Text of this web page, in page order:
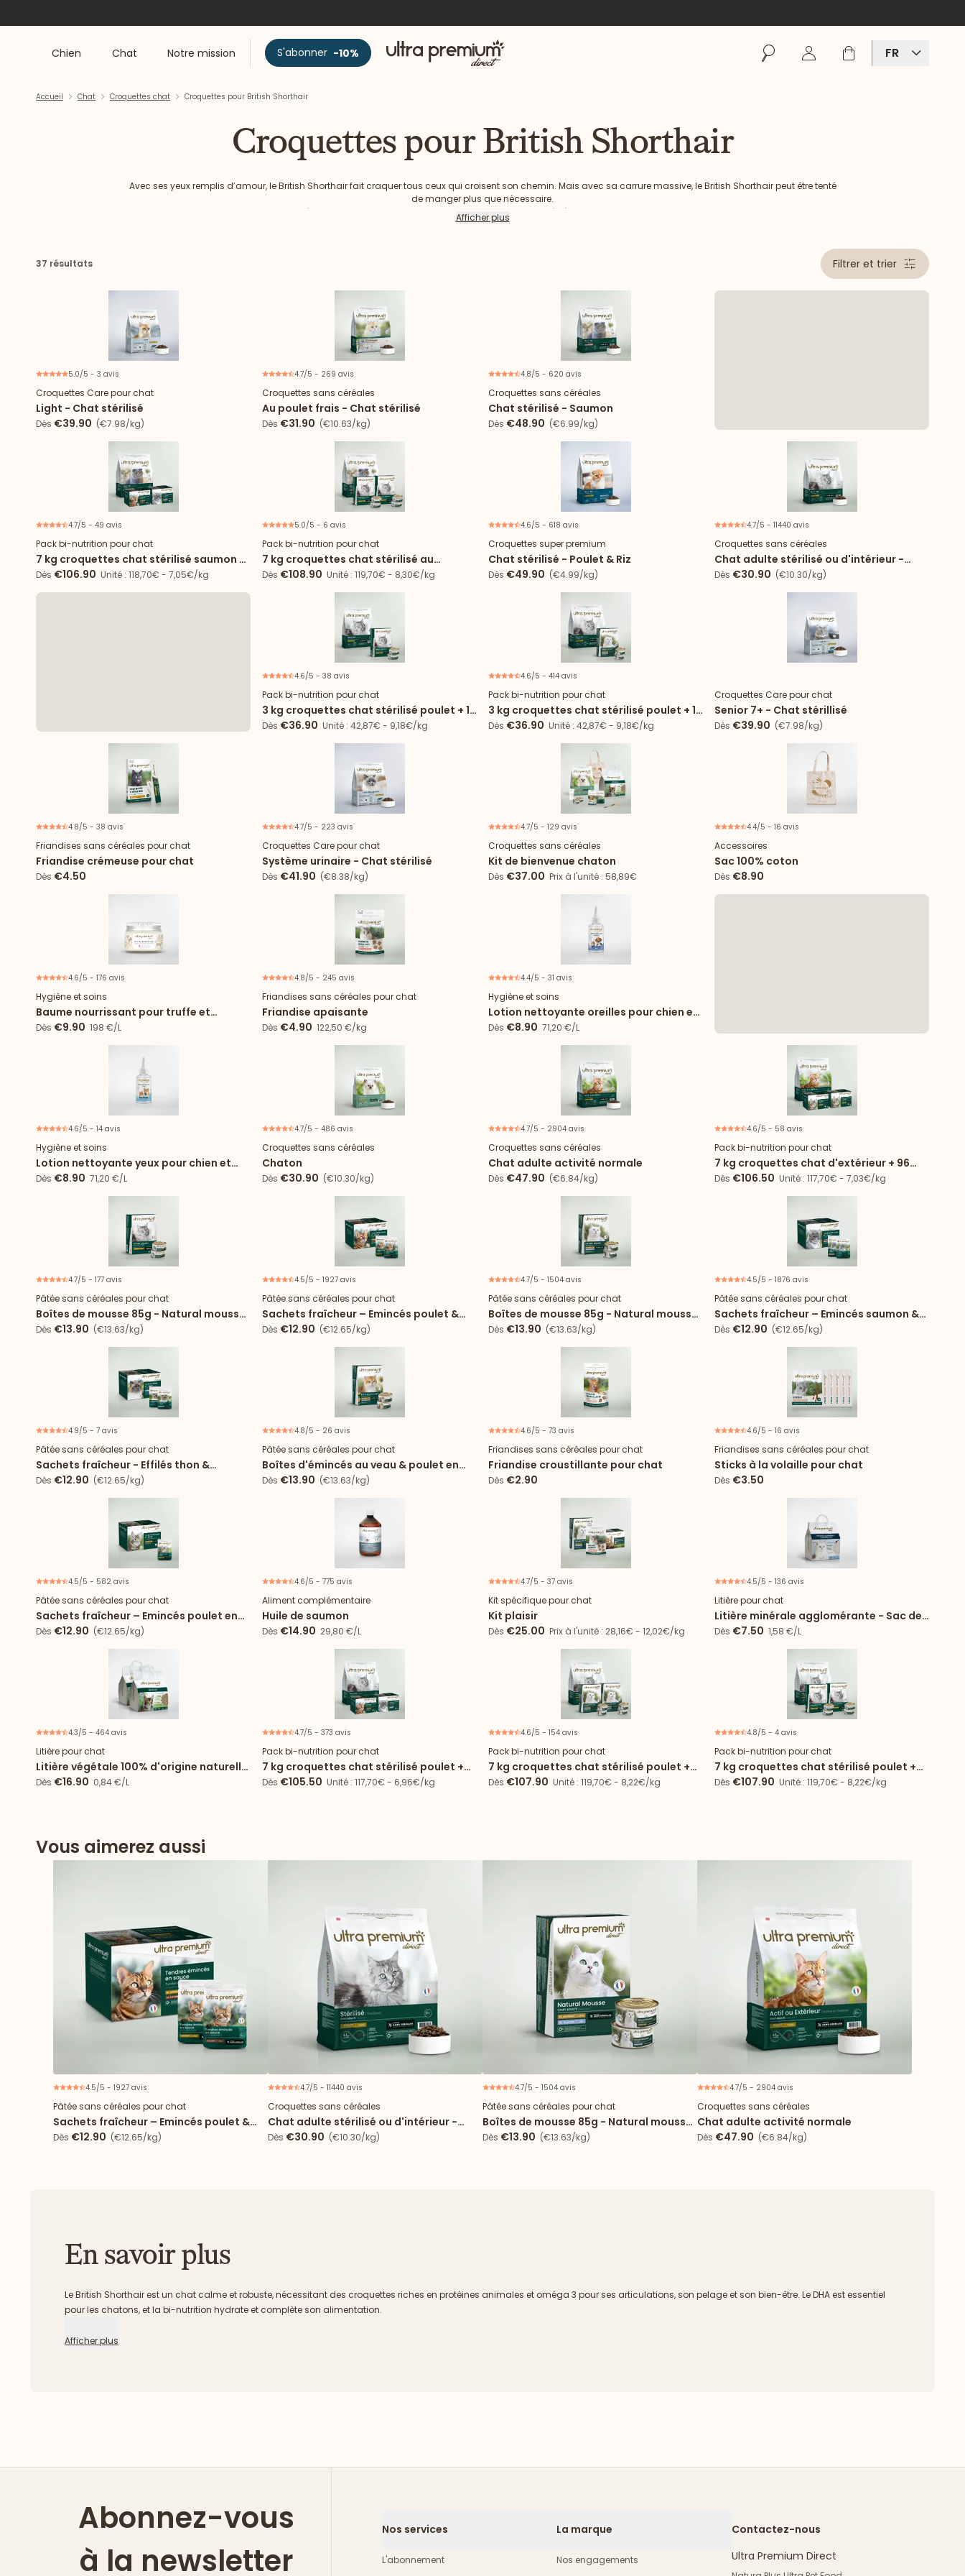
Chien Chat Notre mission S'abonner -10% Accueil RechercherSe connecter
Panier FR
Accueil Chat Croquettes chat Croquettes pour British Shorthair
Croquettes pour British Shorthair
Avec ses yeux remplis d’amour, le British Shorthair fait craquer tous ceux qui croisent son chemin. Mais avec sa carrure massive, le British Shorthair peut être tenté
de manger plus que nécessaire.
Découvrez notre gamme d’alimentation pour chat adaptée à votre British Shorthair.
Afficher plus
37 résultats Filtrer et trier
5.0/5 - 3 avis
Croquettes Care pour chat
Light - Chat stérilisé
Dès €39.90 (€7.98/kg)
4.7/5 - 269 avis
Croquettes sans céréales
Au poulet frais - Chat stérilisé
Dès €31.90 (€10.63/kg)
4.8/5 - 620 avis
Croquettes sans céréales
Chat stérilisé - Saumon
Dès €48.90 (€6.99/kg)
4.7/5 - 49 avis
Pack bi-nutrition pour chat
7 kg croquettes chat stérilisé saumon +
96 sachets
Dès €106.90 Unité : 118,70€ - 7,05€/kg
5.0/5 - 6 avis
Pack bi-nutrition pour chat
7 kg croquettes chat stérilisé au
Saumon + 72 boîtes de mousse au
Dès €108.90 Unité : 119,70€ - 8,30€/kg
4.6/5 - 618 avis
Croquettes super premium
Chat stérilisé - Poulet & Riz
Dès €49.90 (€4.99/kg)
4.7/5 - 11440 avis
Croquettes sans céréales
Chat adulte stérilisé ou d'intérieur -
Poulet
Dès €30.90 (€10.30/kg)
4.6/5 - 38 avis
Pack bi-nutrition pour chat
3 kg croquettes chat stérilisé poulet + 12
boîtes de mousse chat stérilisé poulet
Dès €36.90 Unité : 42,87€ - 9,18€/kg
4.6/5 - 414 avis
Pack bi-nutrition pour chat
3 kg croquettes chat stérilisé poulet + 12
boîtes de mousse
Dès €36.90 Unité : 42,87€ - 9,18€/kg
Croquettes Care pour chat
Senior 7+ - Chat stérillisé
Dès €39.90 (€7.98/kg)
4.8/5 - 38 avis
Friandises sans céréales pour chat
Friandise crémeuse pour chat
Dès €4.50
4.7/5 - 223 avis
Croquettes Care pour chat
Système urinaire - Chat stérilisé
Dès €41.90 (€8.38/kg)
4.7/5 - 129 avis
Croquettes sans céréales
Kit de bienvenue chaton
Dès €37.00 Prix à l'unité : 58,89€
4.4/5 - 16 avis
Accessoires
Sac 100% coton
Dès €8.90
4.6/5 - 176 avis
Hygiène et soins
Baume nourrissant pour truffe et
coussinets
Dès €9.90 198 €/L
4.8/5 - 245 avis
Friandises sans céréales pour chat
Friandise apaisante
Dès €4.90 122,50 €/kg
4.4/5 - 31 avis
Hygiène et soins
Lotion nettoyante oreilles pour chien et
chat
Dès €8.90 71,20 €/L
4.6/5 - 14 avis
Hygiène et soins
Lotion nettoyante yeux pour chien et
chat
Dès €8.90 71,20 €/L
4.7/5 - 486 avis
Croquettes sans céréales
Chaton
Dès €30.90 (€10.30/kg)
4.7/5 - 2904 avis
Croquettes sans céréales
Chat adulte activité normale
Dès €47.90 (€6.84/kg)
4.6/5 - 58 avis
Pack bi-nutrition pour chat
7 kg croquettes chat d'extérieur + 96
sachets
Dès €106.50 Unité : 117,70€ - 7,03€/kg
4.7/5 - 177 avis
Pâtée sans céréales pour chat
Boîtes de mousse 85g - Natural mousse
poulet pour chat stérilisé
Dès €13.90 (€13.63/kg)
4.5/5 - 1927 avis
Pâtée sans céréales pour chat
Sachets fraîcheur – Emincés poulet &
dinde en sauce
Dès €12.90 (€12.65/kg)
4.7/5 - 1504 avis
Pâtée sans céréales pour chat
Boîtes de mousse 85g - Natural mousse
sole & poulet
Dès €13.90 (€13.63/kg)
4.5/5 - 1876 avis
Pâtée sans céréales pour chat
Sachets fraîcheur – Emincés saumon &
cabillaud en sauce
Dès €12.90 (€12.65/kg)
4.9/5 - 7 avis
Pâtée sans céréales pour chat
Sachets fraîcheur - Effilés thon &
cabillaud en sauce
Dès €12.90 (€12.65/kg)
4.8/5 - 26 avis
Pâtée sans céréales pour chat
Boîtes d'émincés au veau & poulet en
sauce
Dès €13.90 (€13.63/kg)
4.6/5 - 73 avis
Friandises sans céréales pour chat
Friandise croustillante pour chat
Dès €2.90
4.6/5 - 16 avis
Friandises sans céréales pour chat
Sticks à la volaille pour chat
Dès €3.50
4.5/5 - 582 avis
Pâtée sans céréales pour chat
Sachets fraîcheur – Emincés poulet en
gelée
Dès €12.90 (€12.65/kg)
4.6/5 - 775 avis
Aliment complémentaire
Huile de saumon
Dès €14.90 29,80 €/L
4.7/5 - 37 avis
Kit spécifique pour chat
Kit plaisir
Dès €25.00 Prix à l'unité : 28,16€ - 12,02€/kg
4.5/5 - 136 avis
Litière pour chat
Litière minérale agglomérante - Sac de
5L
Dès €7.50 1,58 €/L
4.3/5 - 464 avis
Litière pour chat
Litière végétale 100% d'origine naturelle
- 2 sacs de 10L
Dès €16.90 0,84 €/L
4.7/5 - 373 avis
Pack bi-nutrition pour chat
7 kg croquettes chat stérilisé poulet +
96 sachets
Dès €105.50 Unité : 117,70€ - 6,96€/kg
4.6/5 - 154 avis
Pack bi-nutrition pour chat
7 kg croquettes chat stérilisé poulet +
72 boîtes de mousse
Dès €107.90 Unité : 119,70€ - 8,22€/kg
4.8/5 - 4 avis
Pack bi-nutrition pour chat
7 kg croquettes chat stérilisé poulet +
72 boîtes de mousse chat stérilisé
Dès €107.90 Unité : 119,70€ - 8,22€/kg
Vous aimerez aussi
4.5/5 - 1927 avis
Pâtée sans céréales pour chat
Sachets fraîcheur – Emincés poulet &
dinde en sauce
Dès €12.90 (€12.65/kg)
4.7/5 - 11440 avis
Croquettes sans céréales
Chat adulte stérilisé ou d'intérieur -
Poulet
Dès €30.90 (€10.30/kg)
4.7/5 - 1504 avis
Pâtée sans céréales pour chat
Boîtes de mousse 85g - Natural mousse
sole & poulet
Dès €13.90 (€13.63/kg)
4.7/5 - 2904 avis
Croquettes sans céréales
Chat adulte activité normale
Dès €47.90 (€6.84/kg)
En savoir plus
Le British Shorthair est un chat calme et robuste, nécessitant des croquettes riches en protéines animales et oméga 3 pour ses articulations, son pelage et son bien-être. Le DHA est essentiel
pour les chatons, et la bi-nutrition hydrate et complète son alimentation.
Afficher plus
Abonnez-vous
à la newsletter
Nos services
L'abonnement
La marque
Nos engagements
Contactez-nous
Ultra Premium Direct